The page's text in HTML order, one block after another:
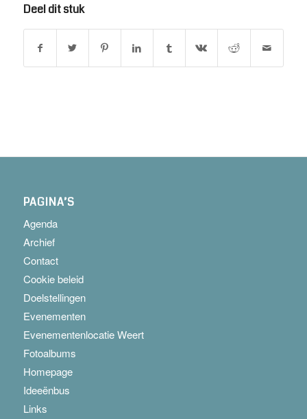
Deel dit stuk
PAGINA’S
Agenda
Archief
Contact
Cookie beleid
Doelstellingen
Evenementen
Evenementenlocatie Weert
Fotoalbums
Homepage
Ideeënbus
Links